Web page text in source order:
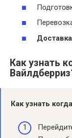
Доставка
Как узнать
Какузнать